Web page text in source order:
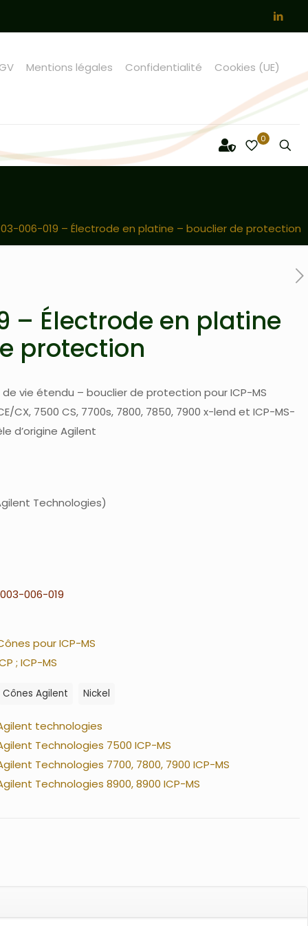
Mentions légales Confidentialité Cookies (UE)
0
006-019 – Électrode en platine – bouclier de protection
– Électrode en platine
protection
vie étendu – bouclier de protection pour ICP-MS
CX, 7500 CS, 7700s, 7800, 7850, 7900 x-lend et ICP-MS-
d’origine Agilent
Technologies
003-006-019
pour ICP-MS
; ICP-MS
Cônes Agilent Nickel
technologies
Technologies 7500 ICP-MS
Technologies 7700, 7800, 7900 ICP-MS
Technologies 8900, 8900 ICP-MS